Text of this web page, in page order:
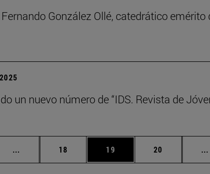
González Ollé, catedrático
un nuevo número de “IDS. Revista de
... Páginas intermedias Use TAB para desplazarse.
Página
18 Página
19 Página
20 ...